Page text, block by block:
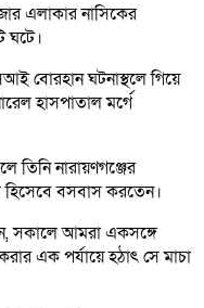
এলাকার নাসিকের
ঘটে।
বোরহান ঘটনাস্থলে গিয়ে
হাসপাতাল মর্গে
তিনি নারায়ণগঞ্জের
হিসেবে বসবাস করতেন।
সকালে আমরা একসঙ্গে
এক পর্যায়ে হঠাৎ সে মাচা